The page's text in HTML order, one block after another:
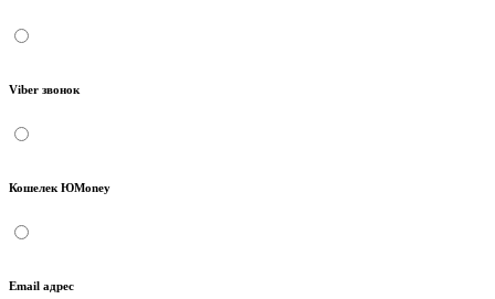
Viber звонок
Кошелек ЮMoney
Email адрес